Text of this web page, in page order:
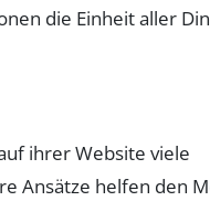
die Einheit aller
ihrer Website viele
Ansätze helfen den